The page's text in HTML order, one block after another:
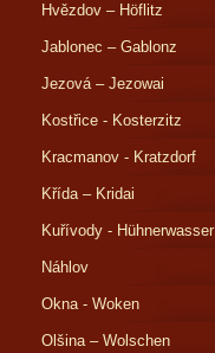
Hvězdov – Höflitz
Jablonec – Gablonz
Jezová – Jezowai
Kostřice - Kosterzitz
Kracmanov - Kratzdorf
Křída – Kridai
Kuřívody - Hühnerwasser
Náhlov
Okna - Woken
Olšina – Wolschen